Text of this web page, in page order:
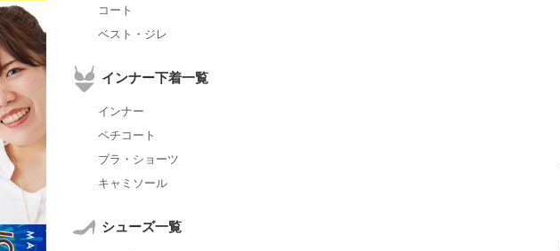
コート
ベスト・ジレ
インナー下着一覧
インナー
ペチコート
ブラ・ショーツ
キャミソール
シューズ一覧